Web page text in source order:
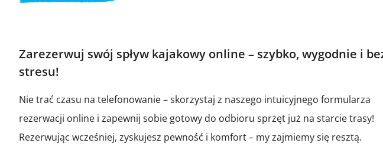
Zarezerwuj swój spływ kajakowy online – szybko, wygodnie i
stresu!
Nie trać czasu na telefonowanie – skorzystaj z naszego intuicyjnego formularza
rezerwacji online i zapewnij sobie gotowy do odbioru sprzęt już na starcie trasy!
Rezerwując wcześniej, zyskujesz pewność i komfort – my zajmiemy się resztą.